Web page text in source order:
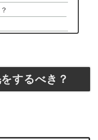
するべき？